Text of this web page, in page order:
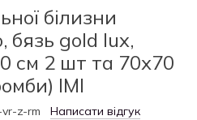
білизни
бязь gold lux,
см 2 шт та 70х70
IMI
z-rm Написати відгук